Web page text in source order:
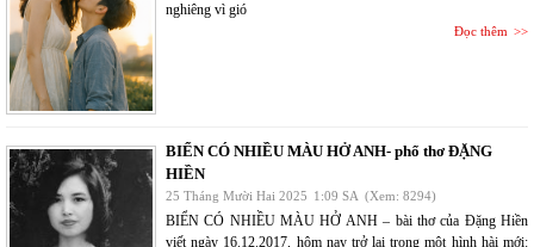
nghiêng vì gió
Đọc thêm
BIỂN CÓ NHIỀU MÀU HỞ ANH- phổ thơ ĐẶNG
HIỀN
25 Tháng Mười Hai 2025 1:09 SA (Xem: 8294)
BIỂN CÓ NHIỀU MÀU HỞ ANH – bài thơ của Đặng Hiền
viết ngày 16.12.2017, hôm nay trở lại trong một hình hài mới: